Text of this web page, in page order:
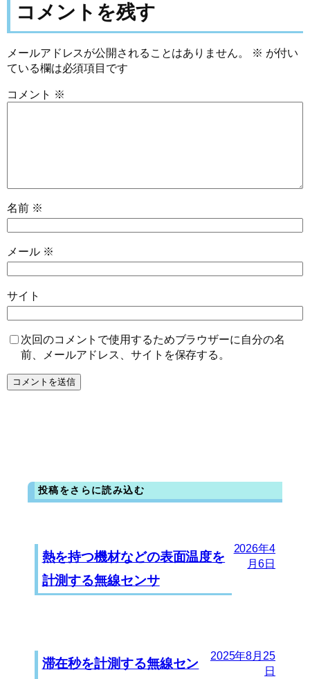
コメントを残す
メールアドレスが公開されることはありません。 ※ が付い
ている欄は必須項目です
コメント ※
名前 ※
メール ※
サイト
次回のコメントで使用するためブラウザーに自分の名
前、メールアドレス、サイトを保存する。
投稿をさらに読み込む
熱を持つ機材などの表面温度を
計測する無線センサ
2026年4
月6日
滞在秒を計測する無線セン
2025年8月25
日